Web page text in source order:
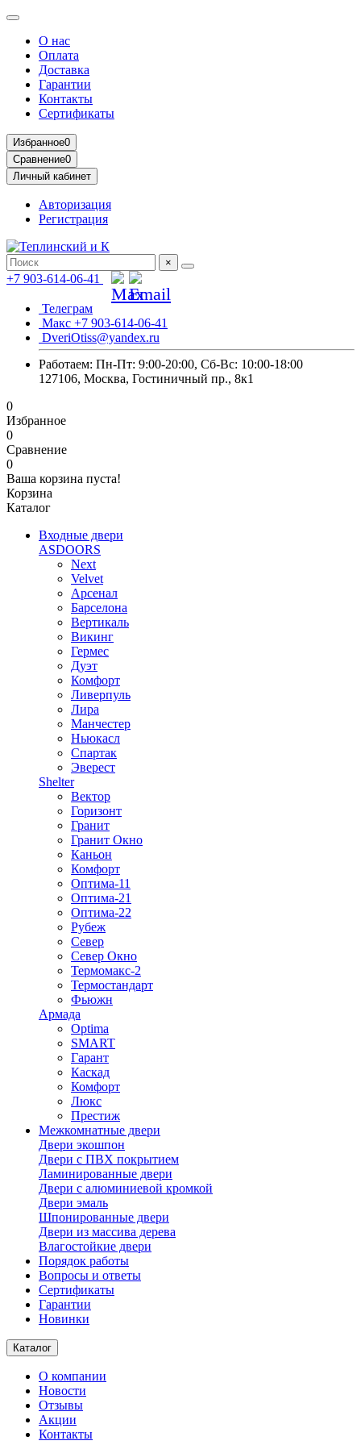
О нас
Оплата
Доставка
Гарантии
Контакты
Сертификаты
Избранное0
Сравнение0
Личный кабинет
Авторизация
Регистрация
×
+7 903-614-06-41
Телеграм
Макс +7 903-614-06-41
DveriOtiss@yandex.ru
Работаем: Пн-Пт: 9:00-20:00, Сб-Вс: 10:00-18:00
127106, Москва, Гостиничный пр., 8к1
0
Избранное
0
Сравнение
0
Ваша корзина пуста!
Корзина
Каталог
Входные двери
ASDOORS
Next
Velvet
Арсенал
Барселона
Вертикаль
Викинг
Гермес
Дуэт
Комфорт
Ливерпуль
Лира
Манчестер
Ньюкасл
Спартак
Эверест
Shelter
Вектор
Горизонт
Гранит
Гранит Окно
Каньон
Комфорт
Оптима-11
Оптима-21
Оптима-22
Рубеж
Север
Север Окно
Термомакс-2
Термостандарт
Фьюжн
Армада
Optima
SMART
Гарант
Каскад
Комфорт
Люкс
Престиж
Межкомнатные двери
Двери экошпон
Двери с ПВХ покрытием
Ламинированные двери
Двери с алюминиевой кромкой
Двери эмаль
Шпонированные двери
Двери из массива дерева
Влагостойкие двери
Порядок работы
Вопросы и ответы
Сертификаты
Гарантии
Новинки
Каталог
О компании
Новости
Отзывы
Акции
Контакты